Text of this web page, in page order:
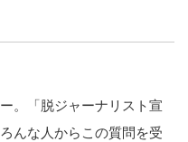
てまた起業家としてITスタ
ェアからソフトウェアの事業
線で見てきた生き字引として
のニュースポータルの創業デ
。世界最大IT系メディア（ス
。「脱ジャーナリスト宣
んな人からこの質問を受